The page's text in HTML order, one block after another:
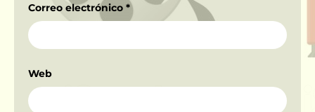
Correo electrónico *
Web